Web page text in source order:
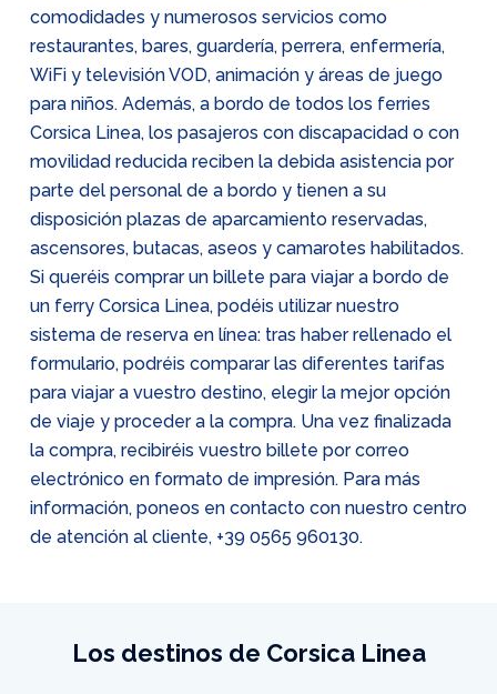
comodidades y numerosos servicios como
restaurantes, bares, guardería, perrera, enfermería,
WiFi y televisión VOD, animación y áreas de juego
para niños. Además, a bordo de todos los ferries
Corsica Linea, los pasajeros con discapacidad o con
movilidad reducida reciben la debida asistencia por
parte del personal de a bordo y tienen a su
disposición plazas de aparcamiento reservadas,
ascensores, butacas, aseos y camarotes habilitados.
Si queréis comprar un billete para viajar a bordo de
un ferry Corsica Linea, podéis utilizar nuestro
sistema de reserva en línea: tras haber rellenado el
formulario, podréis comparar las diferentes tarifas
para viajar a vuestro destino, elegir la mejor opción
de viaje y proceder a la compra. Una vez finalizada
la compra, recibiréis vuestro billete por correo
electrónico en formato de impresión. Para más
información, poneos en contacto con nuestro centro
de atención al cliente, +39 0565 960130.
Los destinos de Corsica Linea